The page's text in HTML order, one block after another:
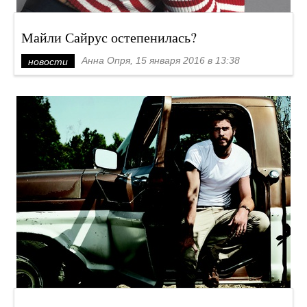
Майли Сайрус остепенилась?
новости Анна Опря, 15 января 2016 в 13:38